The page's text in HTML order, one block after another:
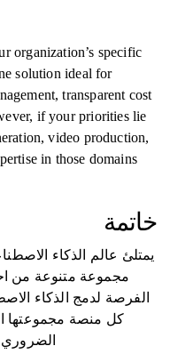
organization’s specific
solution ideal for
transparent cost
if your priorities lie
video production,
in those domains
خاتمة
يمتلئ عالم الذكاء
مجموعة متنوعة من
الفرصة لدمج الذكاء
كل منصة مجموعتها